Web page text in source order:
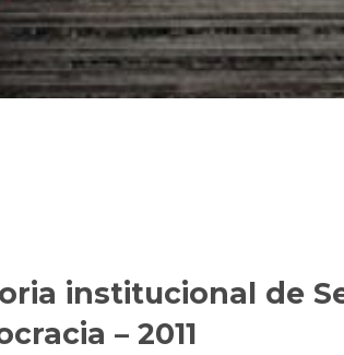
institucional de
– 2011